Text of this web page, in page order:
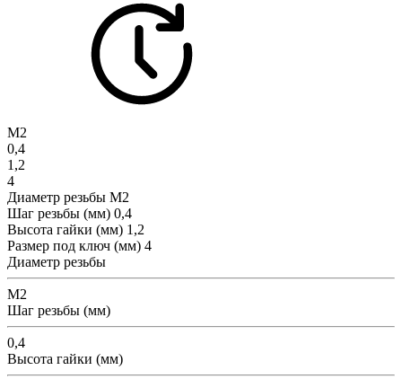
М2
0,4
1,2
4
Диаметр резьбы М2
Шаг резьбы (мм) 0,4
Высота гайки (мм) 1,2
Размер под ключ (мм) 4
Диаметр резьбы
М2
Шаг резьбы (мм)
0,4
Высота гайки (мм)